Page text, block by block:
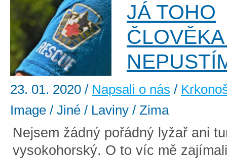
JÁ TOHO
23. 01. 2020 / Napsali o nás /
Image / Jiné / Laviny / Zima
Nejsem žádný pořádný lyžař ani
vysokohorský. O to víc mě